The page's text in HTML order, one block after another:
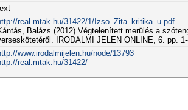
real.mtak.hu/31422/1/Izso_Zita_kritika_u.pdf
Balázs (2012) Végtelenített merülés a
IRODALMI JELEN ONLINE, 6. pp.
www.irodalmijelen.hu/node/13793
real.mtak.hu/31422/